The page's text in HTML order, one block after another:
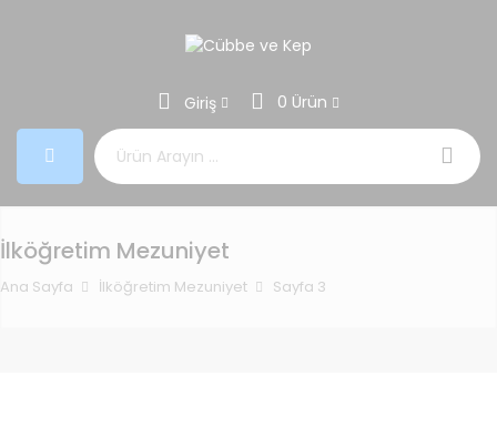
Giriş
0 Ürün
İlköğretim Mezuniyet
Ana Sayfa İlköğretim Mezuniyet Sayfa 3